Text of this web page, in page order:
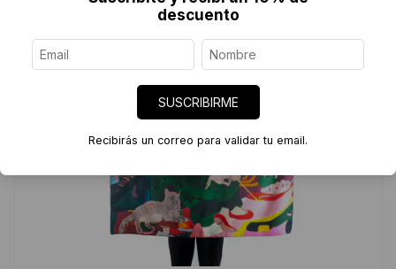
descuento
SUSCRIBIRME
Recibirás un correo para validar tu email.